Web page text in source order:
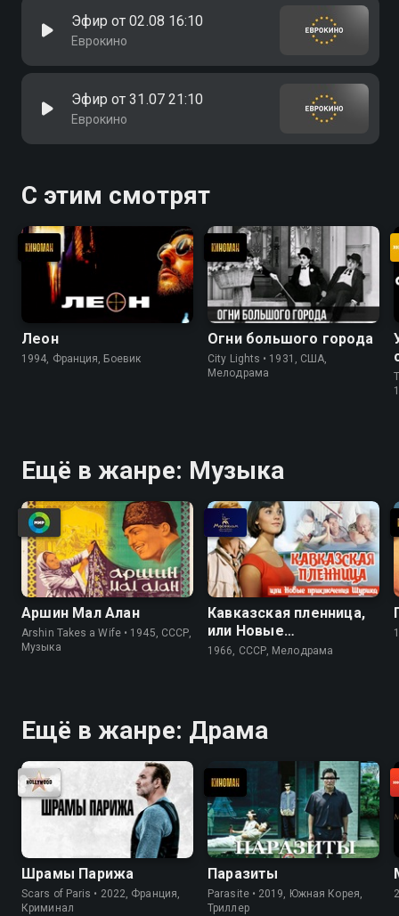
Эфир от 02.08 16:10
Еврокино
Эфир от 31.07 21:10
Еврокино
С этим смотрят
Леон
1994, Франция, Боевик
Огни большого города
City Lights • 1931, США,
Мелодрама
Ещё в жанре: Музыка
Аршин Мал Алан
Arshin Takes a Wife • 1945, СССР,
Музыка
Кавказская пленница,
или Новые
приключения Шурика
1966, СССР, Мелодрама
Ещё в жанре: Драма
Шрамы Парижа
Scars of Paris • 2022, Франция,
Криминал
Паразиты
Parasite • 2019, Южная Корея,
Триллер